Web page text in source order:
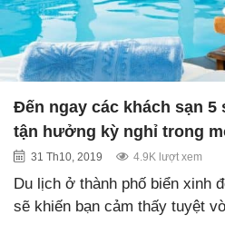
Đến ngay các khách sạn 5
tận hưởng kỳ nghỉ trong
31 Th10, 2019 4.9K lượt xem
Du lịch ở thành phố biển xinh
sẽ khiến bạn cảm thấy tuyệt